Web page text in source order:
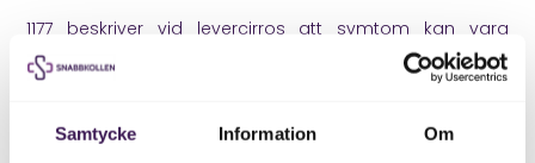
Samtycke Information Om
1177 beskriver vid levercirros att symtom kan vara
svullnad i mage, fötter och vader, trötthet, illamående,
aptitlöshet, lättare blåmärken, viktnedgång, blodiga
symtom alltid beror på läkemedel eller leversjukdom,